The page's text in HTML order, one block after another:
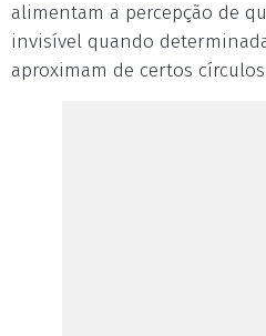
alimentam a percepção de
invisível quando
aproximam de certos